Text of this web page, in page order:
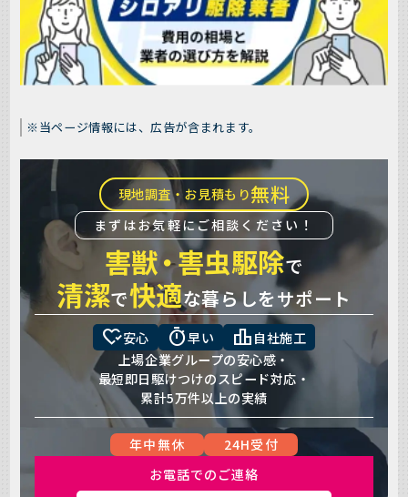
※当ページ情報には、広告が含まれます。
現地調査・お見積もり無料
まずはお気軽にご相談ください！
害獣・害虫駆除で
清潔で快適な暮らしをサポート
heart_check安心 timer早い leaderboard 自社施工
上場企業グループの安心感・
最短即日駆けつけのスピード対応・
累計5万件以上の実績
年中無休
24H受付
お電話でのご連絡